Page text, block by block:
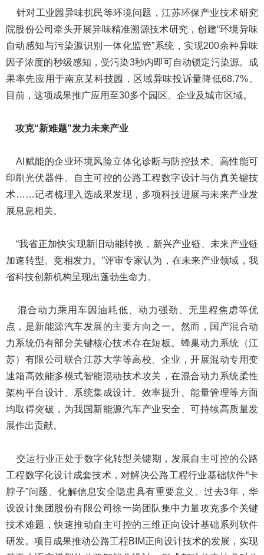
针对工业园异味扰民等环境问题，江苏环保产业技术研究
院股份公司牵头开展异味精准溯源技术研究，创建“环境异味
自动感知与污染源识别一体化监管”系统，实现200余种异味
因子浓度的秒级感知，受污染3秒内即可自动锁定污染源。成
果率先应用于南京某科技园，区域异味投诉量降低68.7%。
目前，这项成果推广应用至30多个园区、企业及城市区域。
攻克“新难题”发力未来产业
AI赋能的企业环境风险立体化诊断与防控技术、高性能可
印刷光伏器件、自主可控的公路工程数字设计与仿真关键技
术……记者梳理入选成果发现，多项科技进展与未来产业发
展息息相关。
“我省正加快实现新旧动能转换，新兴产业链、未来产业链
加速转型、竞相发力。”评审专家认为，在未来产业领域，我
省科技创新机构呈现出蓬勃生命力。
混合动力乘用车因油耗低、动力强劲、无里程焦虑等优
点，是新能源汽车发展的主要方向之一。然而，国产混合动
力系统仍有部分关键核心技术存在短板。蜂巢动力系统（江
苏）有限公司联合江苏大学等高校、企业，开展混动专用变
速箱高效能多模式智能混动技术攻关，在混合动力系统柔性
架构平台设计、系统集成设计、效率提升、能量管理等方面
均取得突破，为我国新能源汽车产业安全、可持续高质量发
展作出贡献。
交运行业正处于数字化转型关键期，发展自主可控的公路
工程数字化设计成套技术，对解决公路工程行业基础软件“卡
脖子”问题、化解信息安全隐患具有重要意义。过去3年，华
设设计集团股份有限公司徐一岗团队集中力量攻克多个关键
技术难题，快速推动自主可控的三维正向设计基础系列软件
研发。项目成果推动公路工程BIM正向设计技术的发展，实现